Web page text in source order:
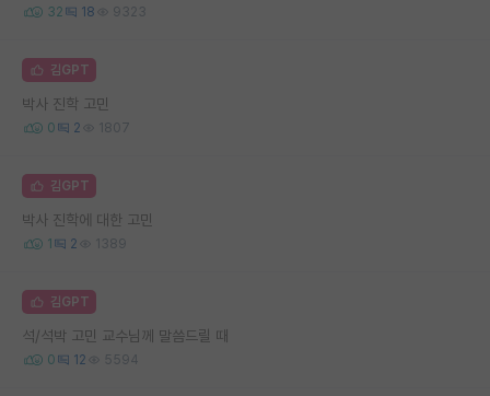
32 18 9323
김GPT
박사 진학 고민
0 2 1807
김GPT
박사 진학에 대한 고민
1 2 1389
김GPT
석/석박 고민 교수님께 말씀드릴 때
0 12 5594